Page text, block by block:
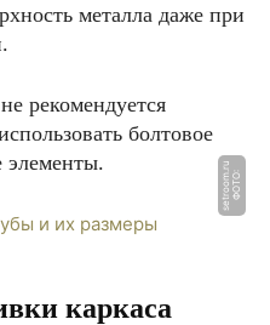
металла даже при
рекомендуется
болтовое
элементы.
Ф
О
Т
О:
s
e
t
r
o
o
m.
r
u
каркаса